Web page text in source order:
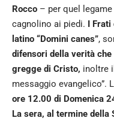
Rocco – per quel
cagnolino ai piedi. I Frati
latino “Domini canes”,
difensori della verità che
gregge di Cristo, inoltre
messaggio evangelico”.
ore 12.00 di Domenica
La sera, al termine della